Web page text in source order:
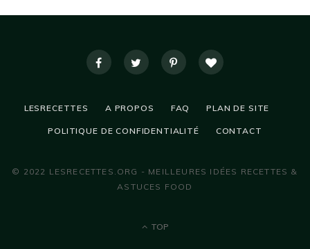
LESRECETTES A PROPOS FAQ PLAN DE SITE
POLITIQUE DE CONFIDENTIALITÉ CONTACT
© 2022 LESRECETTES.ORG - MEILLEURES IDÉES RECETTES &
ASTUCES FOOD
TOP